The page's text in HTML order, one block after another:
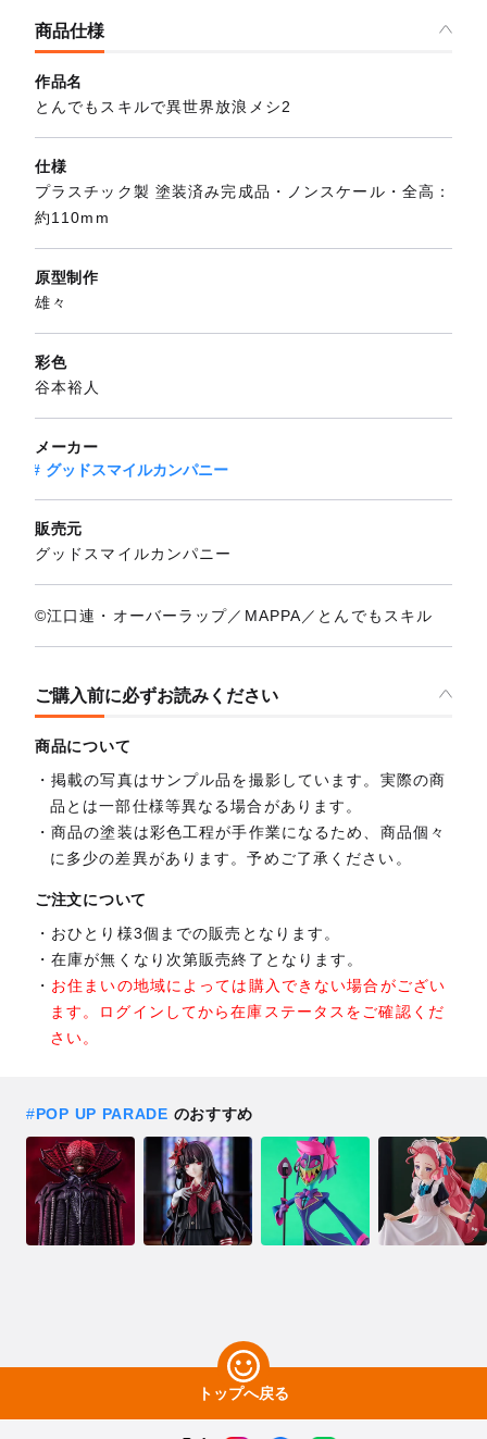
商品仕様
作品名
とんでもスキルで異世界放浪メシ2
仕様
プラスチック製 塗装済み完成品・ノンスケール・全高：
約110mm
原型制作
雄々
彩色
谷本裕人
メーカー
グッドスマイルカンパニー
販売元
グッドスマイルカンパニー
©江口連・オーバーラップ／MAPPA／とんでもスキル
ご購入前に必ずお読みください
商品について
掲載の写真はサンプル品を撮影しています。実際の商
品とは一部仕様等異なる場合があります。
商品の塗装は彩色工程が手作業になるため、商品個々
に多少の差異があります。予めご了承ください。
ご注文について
おひとり様3個までの販売となります。
在庫が無くなり次第販売終了となります。
お住まいの地域によっては購入できない場合がござい
ます。ログインしてから在庫ステータスをご確認くだ
さい。
#POP UP PARADE のおすすめ
トップへ戻る